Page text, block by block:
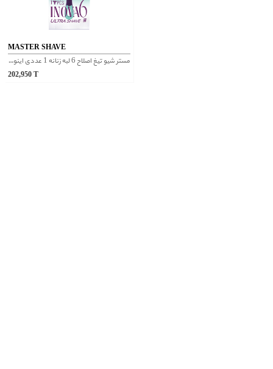
MASTER SHAVE
مستر شیو تیغ اصلاح 6 لبه زنانه 1 عددی اینووا6
202,950